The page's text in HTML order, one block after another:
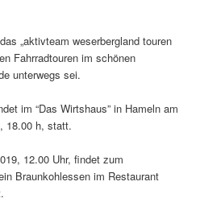
„aktivteam weserbergland touren
Fahrradtouren im schönen
unterwegs sei.
im “Das Wirtshaus” in Hameln am
18.00 h, statt.
12.00 Uhr, findet zum
Braunkohlessen im Restaurant